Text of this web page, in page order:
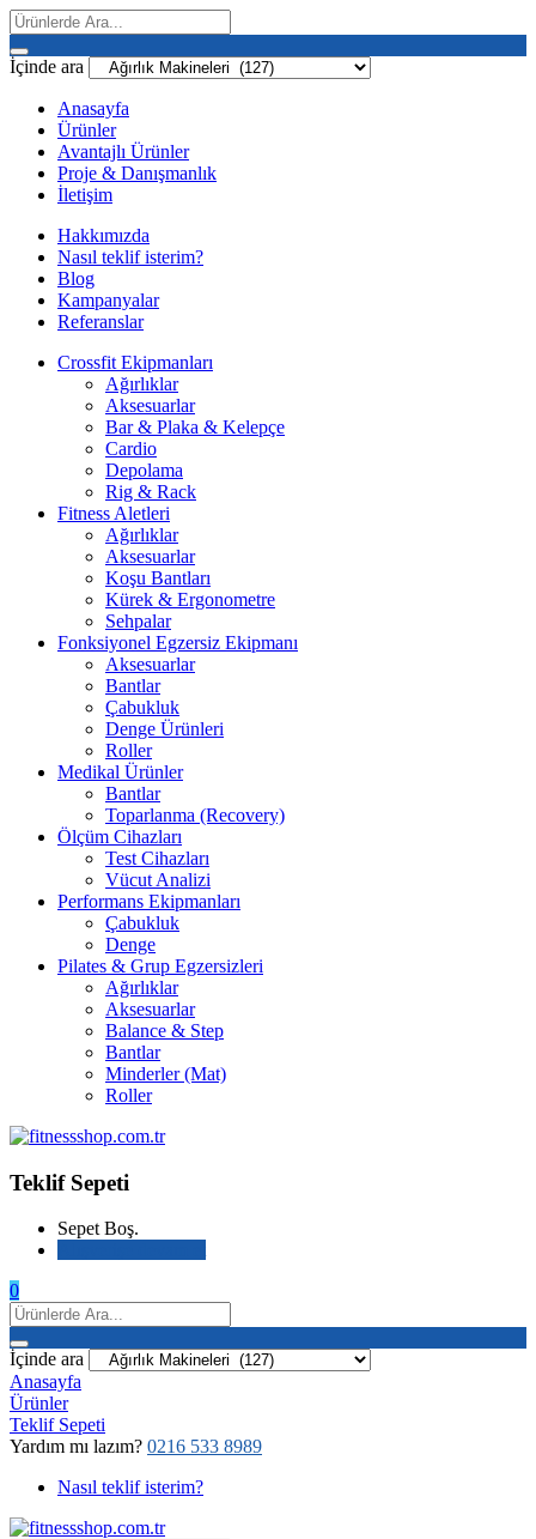
İçinde ara
Anasayfa
Ürünler
Avantajlı Ürünler
Proje & Danışmanlık
İletişim
Hakkımızda
Nasıl teklif isterim?
Blog
Kampanyalar
Referanslar
Crossfit Ekipmanları
Ağırlıklar
Aksesuarlar
Bar & Plaka & Kelepçe
Cardio
Depolama
Rig & Rack
Fitness Aletleri
Ağırlıklar
Aksesuarlar
Koşu Bantları
Kürek & Ergonometre
Sehpalar
Fonksiyonel Egzersiz Ekipmanı
Aksesuarlar
Bantlar
Çabukluk
Denge Ürünleri
Roller
Medikal Ürünler
Bantlar
Toparlanma (Recovery)
Ölçüm Cihazları
Test Cihazları
Vücut Analizi
Performans Ekipmanları
Çabukluk
Denge
Pilates & Grup Egzersizleri
Ağırlıklar
Aksesuarlar
Balance & Step
Bantlar
Minderler (Mat)
Roller
Teklif Sepeti
Sepet Boş.
0
İçinde ara
Anasayfa
Ürünler
Teklif Sepeti
Yardım mı lazım? 0216 533 8989
Nasıl teklif isterim?